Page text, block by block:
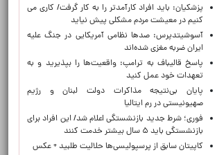
پزشکیان: باید افراد کارآمدتر را به کار گرفت/ کاری می
کنیم در معیشت مردم مشکلی پیش نیاید
آسوشیتدپرس: صدها نظامی آمریکایی در جنگ علیه
ایران ضربه مغزی شده‌اند
پاسخ قالیباف به ترامپ: واقعیت‌ها را بپذیرید و به
تعهدات خود عمل کنید
پایان بی‌نتیجه مذاکرات دولت لبنان و رژیم
صهیونیستی در رم ایتالیا
فوری؛ شرط جدید بازنشستگی اعلام شد/ این افراد برای
بازنشستگی باید ۵ سال بیشتر خدمت کنند
کاپیتان سابق از پرسپولیسی‌ها حلالیت طلبید + عکس